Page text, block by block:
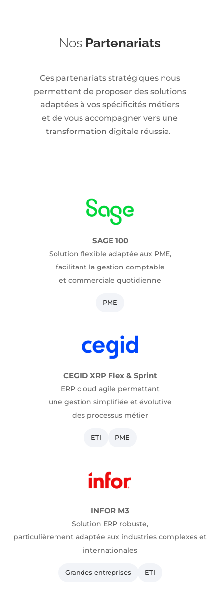
Nos Partenariats
Ces partenariats stratégiques nous
permettent de proposer des solutions
adaptées à vos spécificités métiers
et de vous accompagner vers une
transformation digitale réussie.
SAGE 100
Solution flexible adaptée aux PME,
facilitant la gestion comptable
et commerciale quotidienne
PME
CEGID XRP Flex & Sprint
ERP cloud agile permettant
une gestion simplifiée et évolutive
des processus métier
ETI PME
INFOR M3
Solution ERP robuste,
particulièrement adaptée aux industries complexes et
internationales
Grandes entreprises ETI